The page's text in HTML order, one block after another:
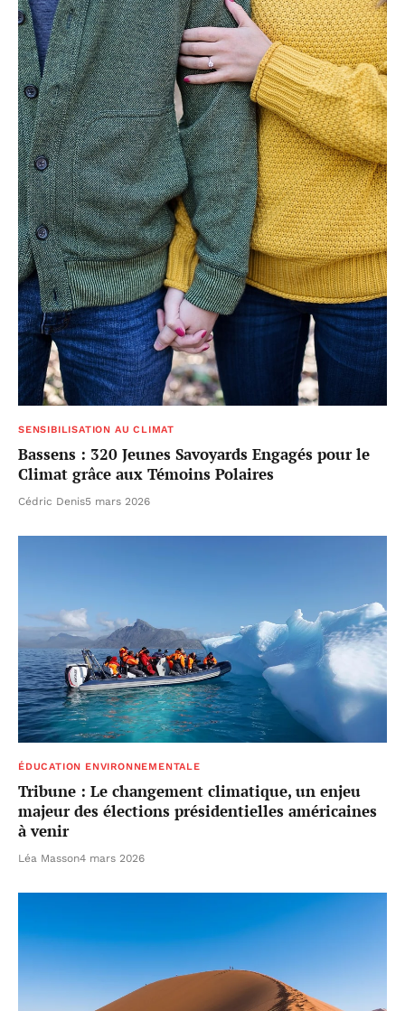
SENSIBILISATION AU CLIMAT
Bassens : 320 Jeunes Savoyards Engagés pour le
Climat grâce aux Témoins Polaires
Cédric Denis5 mars 2026
ÉDUCATION ENVIRONNEMENTALE
Tribune : Le changement climatique, un enjeu
majeur des élections présidentielles américaines
à venir
Léa Masson4 mars 2026